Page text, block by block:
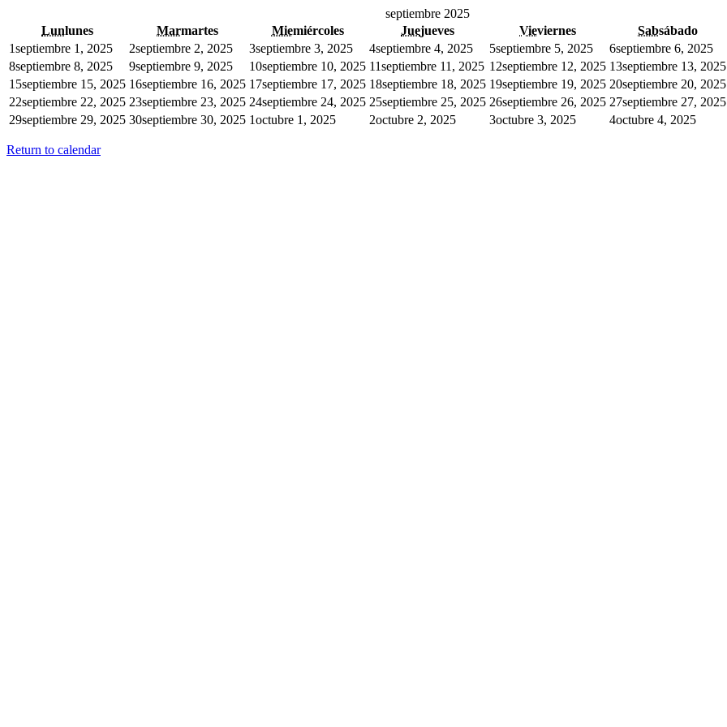
septiembre 2025
Lunlunes Marmartes Miemiércoles Juejueves Vieviernes Sabsábado
1septiembre 1, 2025 2septiembre 2, 2025 3septiembre 3, 2025 4septiembre 4, 2025 5septiembre 5, 2025 6septiembre 6, 2025
8septiembre 8, 2025 9septiembre 9, 2025 10septiembre 10, 2025 11septiembre 11, 2025 12septiembre 12, 2025 13septiembre 13, 2025
15septiembre 15, 2025 16septiembre 16, 2025 17septiembre 17, 2025 18septiembre 18, 2025 19septiembre 19, 2025 20septiembre 20, 2025
22septiembre 22, 2025 23septiembre 23, 2025 24septiembre 24, 2025 25septiembre 25, 2025 26septiembre 26, 2025 27septiembre 27, 2025
29septiembre 29, 2025 30septiembre 30, 2025 1octubre 1, 2025 2octubre 2, 2025 3octubre 3, 2025 4octubre 4, 2025
Return to calendar